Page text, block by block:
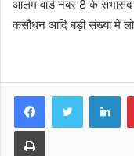
आलम वार्ड नंबर 8 के सभासद
कसौधन आदि बड़ी संख्या में
FacebookTwitter
Print